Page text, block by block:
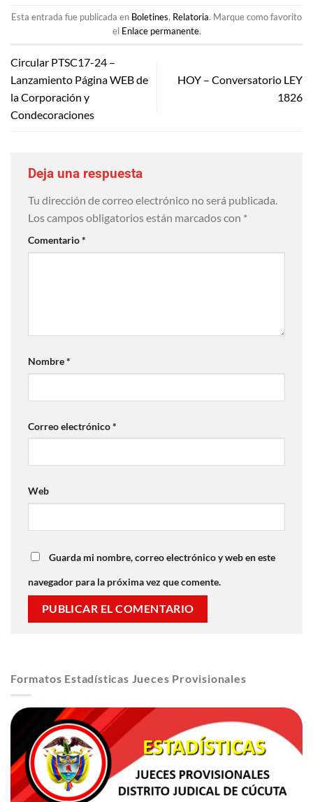
Esta entrada fue publicada en Boletines, Relatoria. Marque como favorito
el Enlace permanente.
Circular PTSC17-24 –
Lanzamiento Página WEB de
la Corporación y
Condecoraciones
HOY – Conversatorio LEY
1826
Deja una respuesta
Tu dirección de correo electrónico no será publicada.
Los campos obligatorios están marcados con *
Comentario*
Nombre*
Correo electrónico*
Web
Guarda mi nombre, correo electrónico y web en este
navegador para la próxima vez que comente.
Formatos Estadísticas Jueces Provisionales